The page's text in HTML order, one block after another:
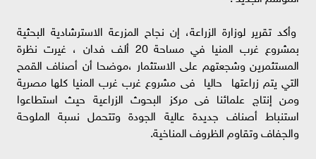
وأكد تقرير لوزارة الزراعة، إن نجاح المزرعة الاسترشادية البحثية
بمشروع غرب المنيا في مساحة 20 ألف فدان ، غيرت نظرة
المستثمرين وشجعتهم على الاستثمار ،موضحا أن أصناف القمح
التي يتم زراعتها حاليا فى مشروع غرب غرب المنيا كلها مصرية
ومن إنتاج علمائنا فى مركز البحوث الزراعية حيث استطاعوا
استنباط أصناف جديدة عالية الجودة وتتحمل نسبة الملوحة
والجفاف وتقاوم الظروف المناخية.